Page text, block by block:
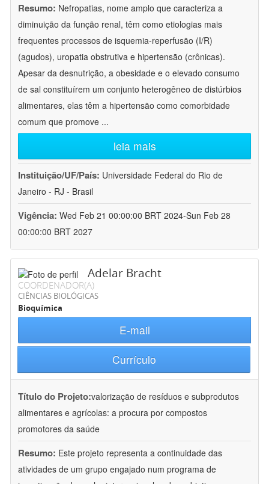
Resumo: Nefropatias, nome amplo que caracteriza a
diminuição da função renal, têm como etiologias mais
frequentes processos de isquemia-reperfusão (I/R)
(agudos), uropatia obstrutiva e hipertensão (crônicas).
Apesar da desnutrição, a obesidade e o elevado consumo
de sal constituírem um conjunto heterogêneo de distúrbios
alimentares, elas têm a hipertensão como comorbidade
comum que promove ...
leia mais
Instituição/UF/País: Universidade Federal do Rio de
Janeiro - RJ - Brasil
Vigência: Wed Feb 21 00:00:00 BRT 2024-Sun Feb 28
00:00:00 BRT 2027
Adelar Bracht
COORDENADOR(A)
CIÊNCIAS BIOLÓGICAS
Bioquímica
E-mail
Currículo
Título do Projeto:valorização de resíduos e subprodutos
alimentares e agrícolas: a procura por compostos
promotores da saúde
Resumo: Este projeto representa a continuidade das
atividades de um grupo engajado num programa de